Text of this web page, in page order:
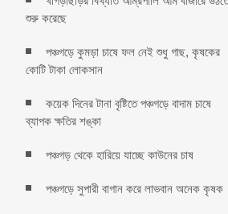
শুরু করেছে
পঞ্চগড়ে কুমড়া চাষে ফল নেই শুধু গাছ, কৃষকের
কোটি টাকা লোকসান
কয়েক দিনের টানা বৃষ্টিতে পঞ্চগড়ে বাদাম চাষে
ব্যাপক ক্ষতির শঙ্কা
পঞ্চগড় থেকে হারিয়ে যাচ্ছে কাউনের চাষ
পঞ্চগড়ে সুপারী বাগান করে লাভবান অনেক কৃষক